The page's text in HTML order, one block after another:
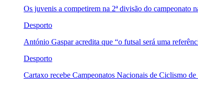
Os juvenis a competirem na 2ª divisão do campeonato
Desporto
António Gaspar acredita que “o futsal será uma
Desporto
Cartaxo recebe Campeonatos Nacionais de Ciclismo